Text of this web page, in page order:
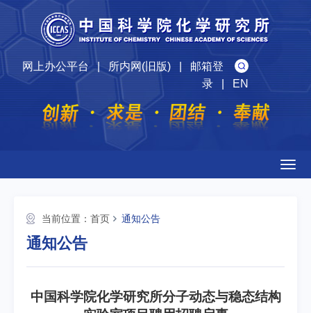
网上办公平台|所内网(旧版)| 邮箱登
录| EN
当前位置： 首页 通知公告
通知公告
中国科学院化学研究所分子动态与稳态结构